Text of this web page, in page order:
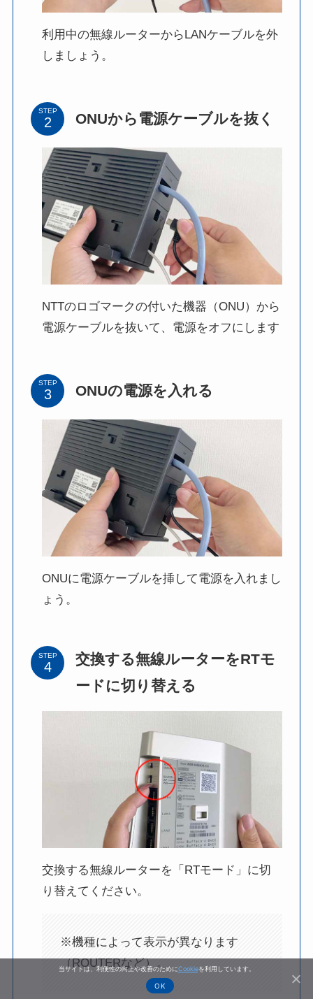
利用中の無線ルーターからLANケーブルを外
しましょう。
STEP ONUから電源ケーブルを抜く
NTTのロゴマークの付いた機器（ONU）から
電源ケーブルを抜いて、電源をオフにします
STEP ONUの電源を入れる
ONUに電源ケーブルを挿して電源を入れまし
ょう。
STEP
交換する無線ルーターをRTモ
ードに切り替える
交換する無線ルーターを「RTモード」に切
り替えてください。
※機種によって表示が異なります
（ROUTERなど）。
当サイトは、利便性の向上や改善のためにCookieを利用しています。
OK